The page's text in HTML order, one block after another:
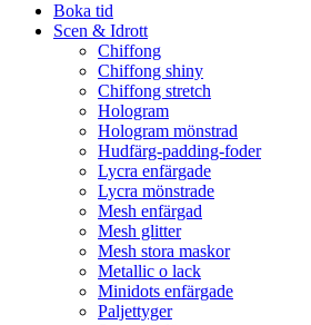
Boka tid
Scen & Idrott
Chiffong
Chiffong shiny
Chiffong stretch
Hologram
Hologram mönstrad
Hudfärg-padding-foder
Lycra enfärgade
Lycra mönstrade
Mesh enfärgad
Mesh glitter
Mesh stora maskor
Metallic o lack
Minidots enfärgade
Paljettyger